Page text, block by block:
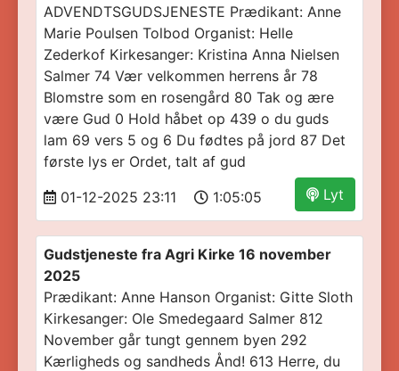
ADVENDTSGUDSJENESTE Prædikant: Anne
Marie Poulsen Tolbod Organist: Helle
Zederkof Kirkesanger: Kristina Anna Nielsen
Salmer 74 Vær velkommen herrens år 78
Blomstre som en rosengård 80 Tak og ære
være Gud 0 Hold håbet op 439 o du guds
lam 69 vers 5 og 6 Du fødtes på jord 87 Det
første lys er Ordet, talt af gud
Lyt
01-12-2025 23:11 1:05:05
Gudstjeneste fra Agri Kirke 16 november
2025
Prædikant: Anne Hanson Organist: Gitte Sloth
Kirkesanger: Ole Smedegaard Salmer 812
November går tungt gennem byen 292
Kærligheds og sandheds Ånd! 613 Herre, du